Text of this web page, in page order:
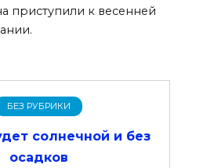
приступили к весенней
БЕЗ РУБРИКИ
солнечной и без
осадков